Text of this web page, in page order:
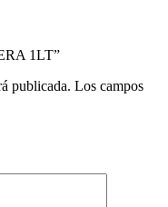
1LT”
publicada. Los campos